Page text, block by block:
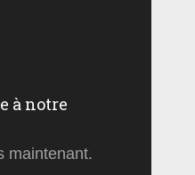
à notre
maintenant.